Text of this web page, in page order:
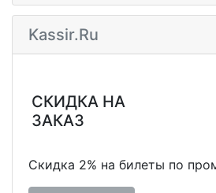
Kassir.ru
СКИДКА НА
ЗАКАЗ
Скидка 2% на билеты по